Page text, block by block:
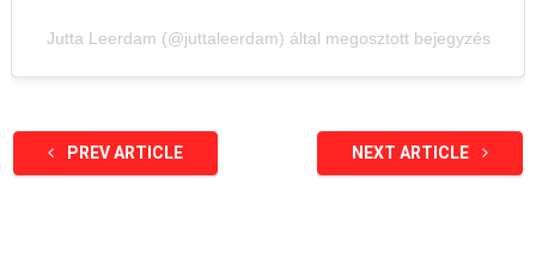
Jutta Leerdam (@juttaleerdam) által megosztott bejegyzés
PREV ARTICLE NEXT ARTICLE